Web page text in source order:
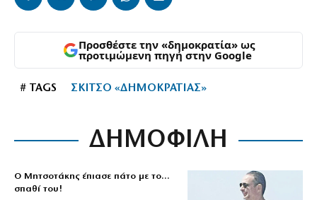
Προσθέστε την «δημοκρατία» ως
προτιμώμενη πηγή στην Google
# TAGS ΣΚΙΤΣΟ «ΔΗΜΟΚΡΑΤΙΑΣ»
ΔΗΜΟΦΙΛΗ
Ο Μητσοτάκης έπιασε πάτο με το…
σπαθί του!